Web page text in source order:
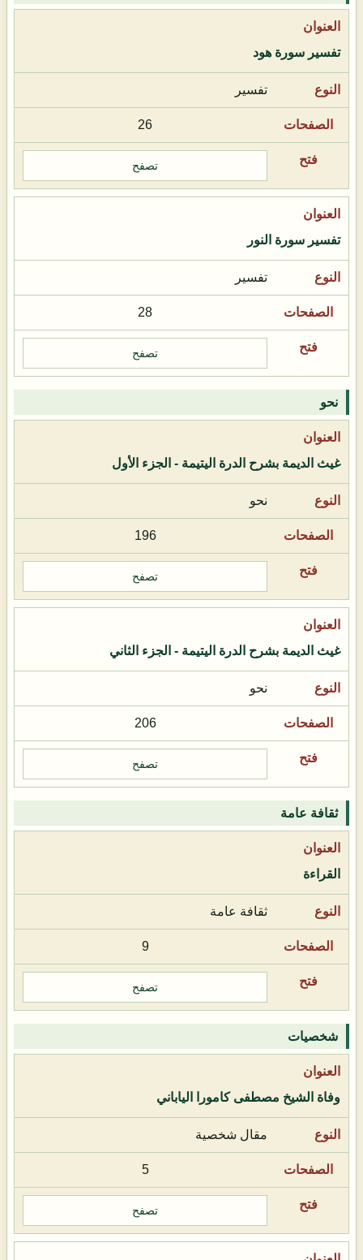
تفسير سورة هود
تفسير
26
تصفح
تفسير سورة النور
تفسير
28
تصفح
نحو
غيث الديمة بشرح الدرة اليتيمة - الجزء الأول
نحو
196
تصفح
غيث الديمة بشرح الدرة اليتيمة - الجزء الثاني
نحو
206
تصفح
ثقافة عامة
القراءة
ثقافة عامة
9
تصفح
شخصيات
وفاة الشيخ مصطفى كامورا الياباني
مقال شخصية
5
تصفح